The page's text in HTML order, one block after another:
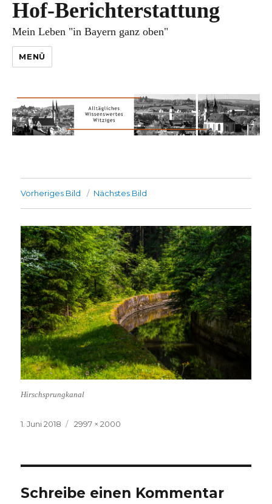
Hof-Berichterstattung
Mein Leben "in Bayern ganz oben"
MENÜ
Vorheriges Bild Nächstes Bild
Hirschsprungkanal
Veröffentlicht
1. Juni 2018
Volle
2997 × 2000
Schreibe einen Kommentar